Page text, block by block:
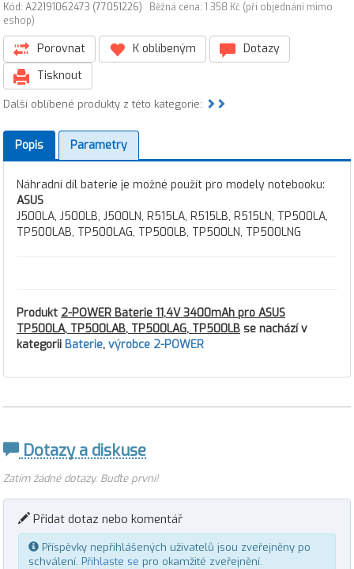
Kód: A22191062473 (77051226)
Běžná cena: 1 358 Kč (při objednání mimo
eshop)
Porovnat K oblíbeným
Dotazy
Tisknout
Další oblíbené produkty z této kategorie:
Popis Parametry
Náhradní díl baterie je možné použít pro modely notebooku:
ASUS
J500LA, J500LB, J500LN, R515LA, R515LB, R515LN, TP500LA,
TP500LAB, TP500LAG, TP500LB, TP500LN, TP500LNG
Produkt 2-POWER Baterie 11,4V 3400mAh pro ASUS
TP500LA, TP500LAB, TP500LAG, TP500LB se nachází v
kategorii Baterie, výrobce 2-POWER
Dotazy a diskuse
Zatím žádné dotazy. Buďte první!
Přidat dotaz nebo komentář
Příspěvky nepřihlášených uživatelů jsou zveřejněny po
schválení. Přihlaste se pro okamžité zveřejnění.